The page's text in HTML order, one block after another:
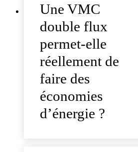
Une VMC
double flux
permet-elle
réellement de
faire des
économies
d’énergie ?